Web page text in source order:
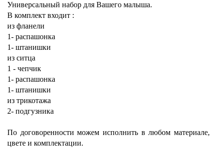
Универсальный набор для Вашего малыша.
В комплект входит :
из фланели
1- распашонка
1- штанишки
из ситца
1 - чепчик
1- распашонка
1- штанишки
из трикотажа
2- подгузника
По договоренности можем исполнить в любом материале,
цвете и комплектации.